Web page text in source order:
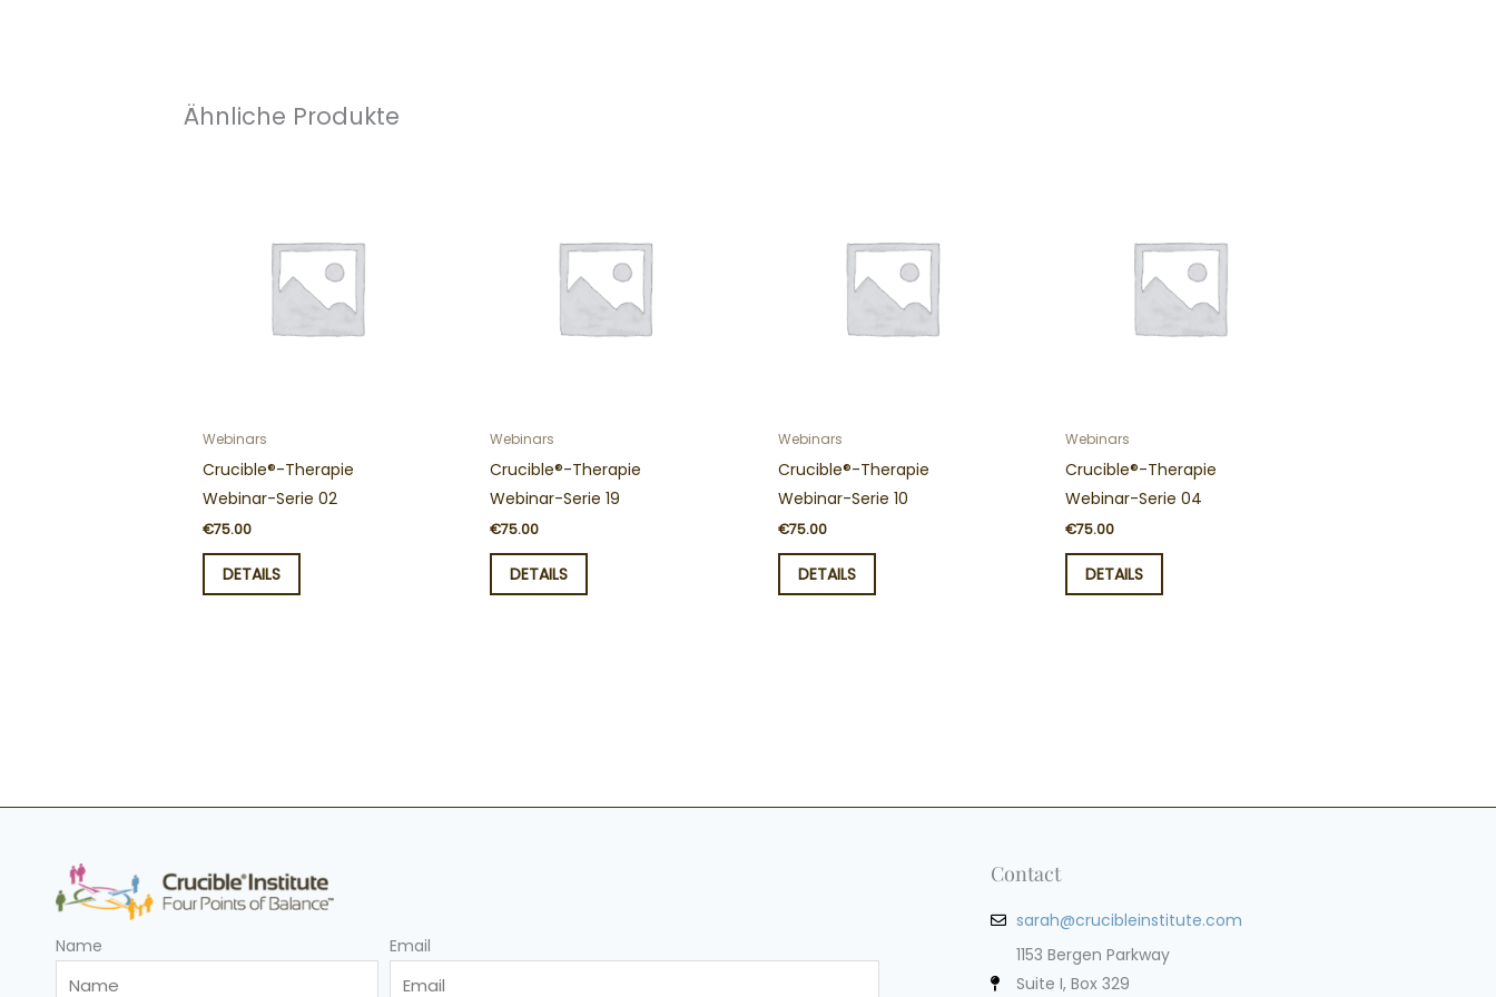
Ähnliche Produkte
Webinars
Crucible®-Therapie
Webinar-Serie 02
€75.00
DETAILS
Webinars
Crucible®-Therapie
Webinar-Serie 19
€75.00
DETAILS
Webinars
Crucible®-Therapie
Webinar-Serie 10
€75.00
DETAILS
Webinars
Crucible®-Therapie
Webinar-Serie 04
€75.00
DETAILS
Name Email
Contact
sarah@crucibleinstitute.com
1153 Bergen Parkway
Suite I, Box 329